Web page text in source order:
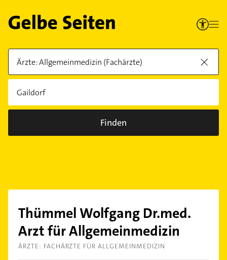
Finden
Thümmel Wolfgang Dr.med.
Arzt für Allgemeinmedizin
ÄRZTE: FACHÄRZTE FÜR ALLGEMEINMEDIZIN